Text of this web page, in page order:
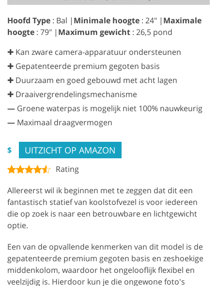
Hoofd Type : Bal | Minimale hoogte : 24" | Maximale
hoogte : 79" | Maximum gewicht : 26,5 pond
✚ Kan zware camera-apparatuur ondersteunen
✚ Gepatenteerde premium gegoten basis
✚ Duurzaam en goed gebouwd met acht lagen
✚ Draaivergrendelingsmechanisme
— Groene waterpas is mogelijk niet 100% nauwkeurig
— Maximaal draagvermogen
$ UITZICHT OP AMAZON
Rating
Allereerst wil ik beginnen met te zeggen dat dit een
fantastisch statief van koolstofvezel is voor iedereen
die op zoek is naar een betrouwbare en lichtgewicht
optie.
Een van de opvallende kenmerken van dit model is de
gepatenteerde premium gegoten basis en zeshoekige
middenkolom, waardoor het ongelooflijk flexibel en
veelzijdig is. Hierdoor kun je die ongewone foto's